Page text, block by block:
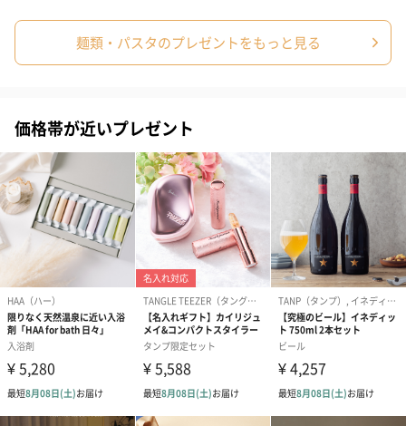
麺類・パスタのプレゼントをもっと見る
価格帯が近いプレゼント